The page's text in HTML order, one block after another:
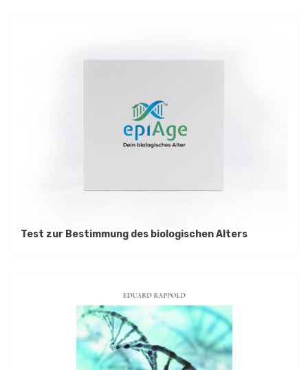
Test zur Bestimmung des biologischen Alters